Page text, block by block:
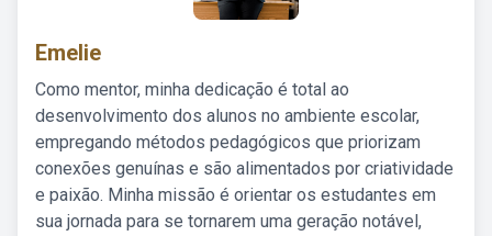
Emelie
Como mentor, minha dedicação é total ao
desenvolvimento dos alunos no ambiente escolar,
empregando métodos pedagógicos que priorizam
conexões genuínas e são alimentados por criatividade
e paixão. Minha missão é orientar os estudantes em
sua jornada para se tornarem uma geração notável,